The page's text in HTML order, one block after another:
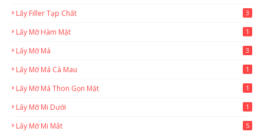
Lấy Filler Tạp Chất 3
Lấy Mỡ Hàm Mặt 1
Lấy Mỡ Má 3
Lấy Mỡ Má Cà Mau 1
Lấy Mỡ Má Thon Gọn Mặt 1
Lấy Mỡ Mi Dưới 1
Lấy Mỡ Mi Mắt 5